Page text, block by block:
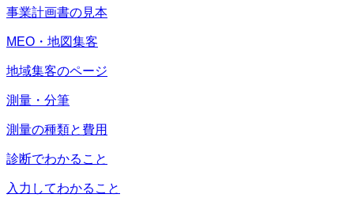
事業計画書の見本
MEO・地図集客
地域集客のページ
測量・分筆
測量の種類と費用
診断でわかること
入力してわかること